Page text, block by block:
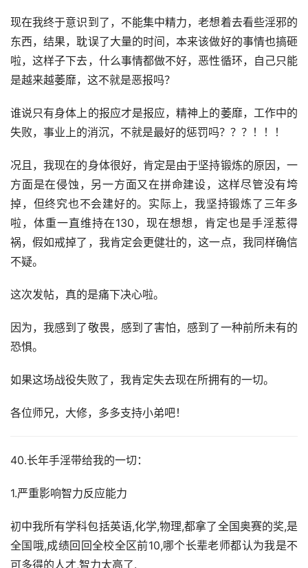
现在我终于意识到了，不能集中精力，老想着去看些淫邪的
东西，结果，耽误了大量的时间，本来该做好的事情也搞砸
啦，这样子下去，什么事情都做不好，恶性循环，自己只能
是越来越萎靡，这不就是恶报吗？
谁说只有身体上的报应才是报应，精神上的萎靡，工作中的
失败，事业上的消沉，不就是最好的惩罚吗？？？！！！
况且，我现在的身体很好，肯定是由于坚持锻炼的原因，一
方面是在侵蚀，另一方面又在拼命建设，这样尽管没有垮
掉，但终究也不会建好的。实际上，我坚持锻炼了三年多
啦，体重一直维持在130，现在想想，肯定也是手淫惹得
祸，假如戒掉了，我肯定会更健壮的，这一点，我同样确信
不疑。
这次发帖，真的是痛下决心啦。
因为，我感到了敬畏，感到了害怕，感到了一种前所未有的
恐惧。
如果这场战役失败了，我肯定失去现在所拥有的一切。
各位师兄，大修，多多支持小弟吧！
40.长年手淫带给我的一切：
1.严重影响智力反应能力
初中我所有学科包括英语,化学,物理,都拿了全国奥赛的奖,是
全国哦,成绩回回全校全区前10,哪个长辈老师都认为我是不
可多得的人才,智力太高了.